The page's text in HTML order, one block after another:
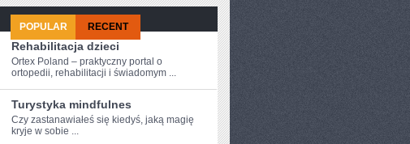
POPULAR RECENT
Rehabilitacja dzieci
Ortex Poland – praktyczny portal o
ortopedii, rehabilitacji i świadomym ...
Turystyka mindfulnes
Czy zastanawiałeś‍ się kiedyś,‍ jaką magię
⁤kryje w sobie ...